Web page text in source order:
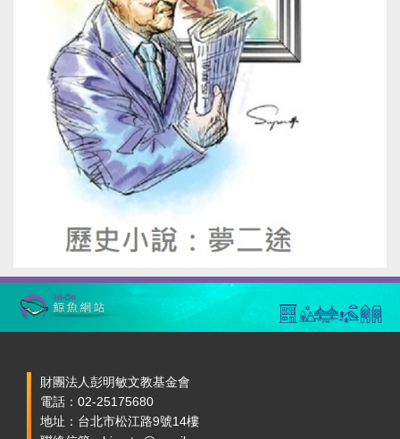
財團法人彭明敏文教基金會
電話：02-25175680
地址：台北市松江路9號14樓